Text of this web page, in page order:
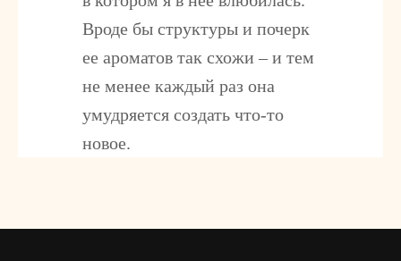
Вроде бы структуры и почерк
ее ароматов так схожи – и тем
не менее каждый раз она
умудряется создать что-то
новое.